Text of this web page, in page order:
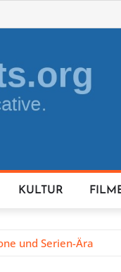
KULTUR
und Serien-Ära